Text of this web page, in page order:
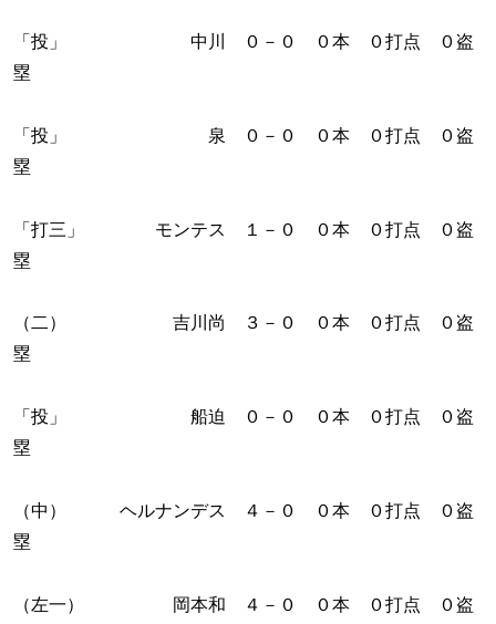
「投」 中川 ０－０ ０本 ０打点 ０盗
塁
「投」 泉 ０－０ ０本 ０打点 ０盗
塁
「打三」 モンテス １－０ ０本 ０打点 ０盗
塁
（二） 吉川尚 ３－０ ０本 ０打点 ０盗
塁
「投」 船迫 ０－０ ０本 ０打点 ０盗
塁
（中） ヘルナンデス ４－０ ０本 ０打点 ０盗
塁
（左一） 岡本和 ４－０ ０本 ０打点 ０盗